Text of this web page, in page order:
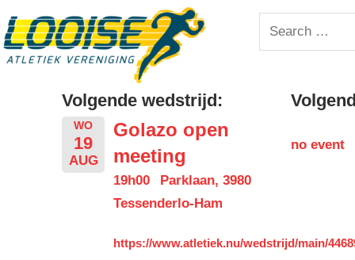
to
content
Looise
Search
for:
Volgende wedstrijd:
WO
19
AUG
Golazo open
meeting
19h00
Parklaan, 3980
Tessenderlo-Ham
https://www.atletiek.nu/wedstrijd/main/
no event